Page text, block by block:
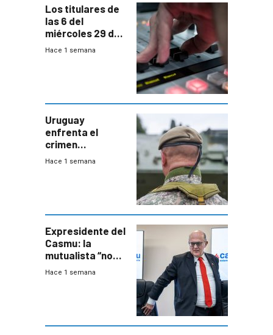
Los titulares de
las 6 del
miércoles 29 de
julio de 2026
Hace 1 semana
Uruguay
enfrenta el
crimen
organizado con
seguridad
Hace 1 semana
Expresidente del
Casmu: la
mutualista “no
está para pagar”
Hace 1 semana